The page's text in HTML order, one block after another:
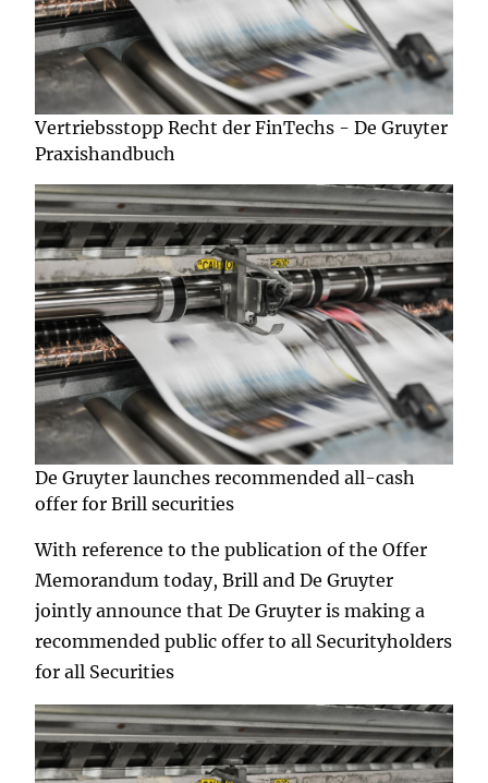
Vertriebsstopp Recht der FinTechs - De Gruyter
Praxishandbuch
De Gruyter launches recommended all-cash
offer for Brill securities
With reference to the publication of the Offer
Memorandum today, Brill and De Gruyter
jointly announce that De Gruyter is making a
recommended public offer to all Securityholders
for all Securities